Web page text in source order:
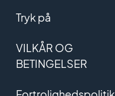
Tryk på
VILKÅR OG
BETINGELSER